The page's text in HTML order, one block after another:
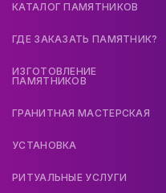
КАТАЛОГ ПАМЯТНИКОВ
ГДЕ ЗАКАЗАТЬ ПАМЯТНИК?
ИЗГОТОВЛЕНИЕ
ПАМЯТНИКОВ
ГРАНИТНАЯ МАСТЕРСКАЯ
УСТАНОВКА
РИТУАЛЬНЫЕ УСЛУГИ